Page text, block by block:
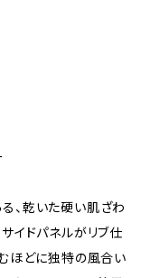
、乾いた硬い肌ざわ
イドパネルがリブ仕
ほどに独特の風合い